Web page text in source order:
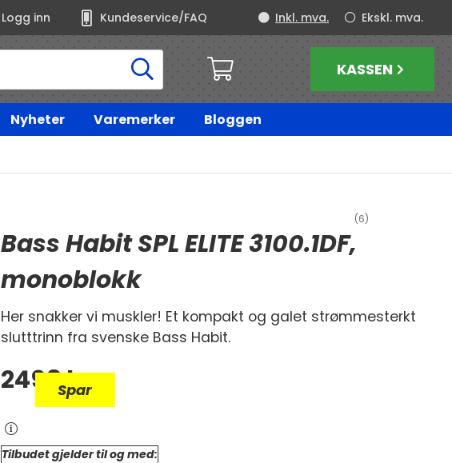
Logg inn Kundeservice/FAQ Ekskl. mva.
Inkl. mva.
KASSEN
Nyheter Varemerker
Bloggen
(6)
Bass Habit SPL ELITE 3100.1DF,
monoblokk
Her snakker vi muskler! Et kompakt og galet strømmesterkt
slutttrinn fra svenske Bass Habit.
2498kr
Spar
Tilbudet gjelder til og med: